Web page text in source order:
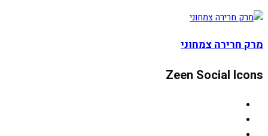
מרק חרירה צמחוני
Zeen Social Icons